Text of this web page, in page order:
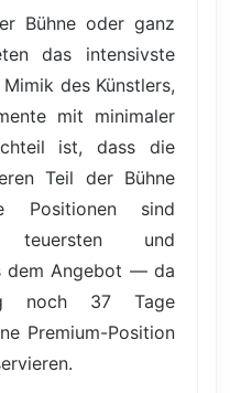
Bühne oder ganz
das intensivste
des Künstlers,
mit minimaler
ist, dass die
Teil der Bühne
Positionen sind
teuersten und
dem Angebot — da
noch 37 Tage
Premium-Position